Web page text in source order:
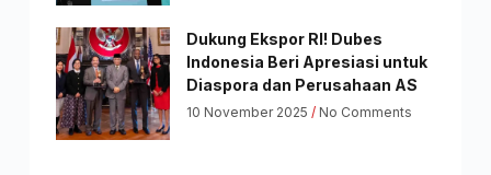
Dukung Ekspor RI! Dubes
Indonesia Beri Apresiasi untuk
Diaspora dan Perusahaan AS
10 November 2025 No Comments